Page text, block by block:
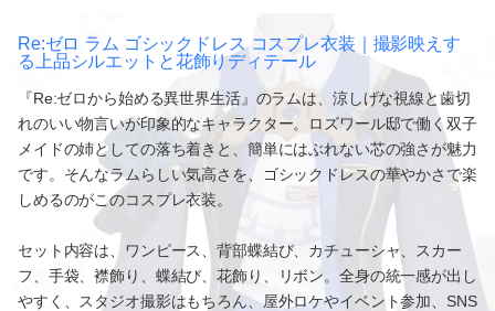
Re:ゼロ ラム ゴシックドレス コスプレ衣装｜撮影映えす
る上品シルエットと花飾りディテール
『Re:ゼロから始める異世界生活』のラムは、涼しげな視線と歯切
れのいい物言いが印象的なキャラクター。ロズワール邸で働く双子
メイドの姉としての落ち着きと、簡単にはぶれない芯の強さが魅力
です。そんなラムらしい気高さを、ゴシックドレスの華やかさで楽
しめるのがこのコスプレ衣装。
セット内容は、ワンピース、背部蝶結び、カチューシャ、スカー
フ、手袋、襟飾り、蝶結び、花飾り、リボン。全身の統一感が出し
やすく、スタジオ撮影はもちろん、屋外ロケやイベント参加、SNS